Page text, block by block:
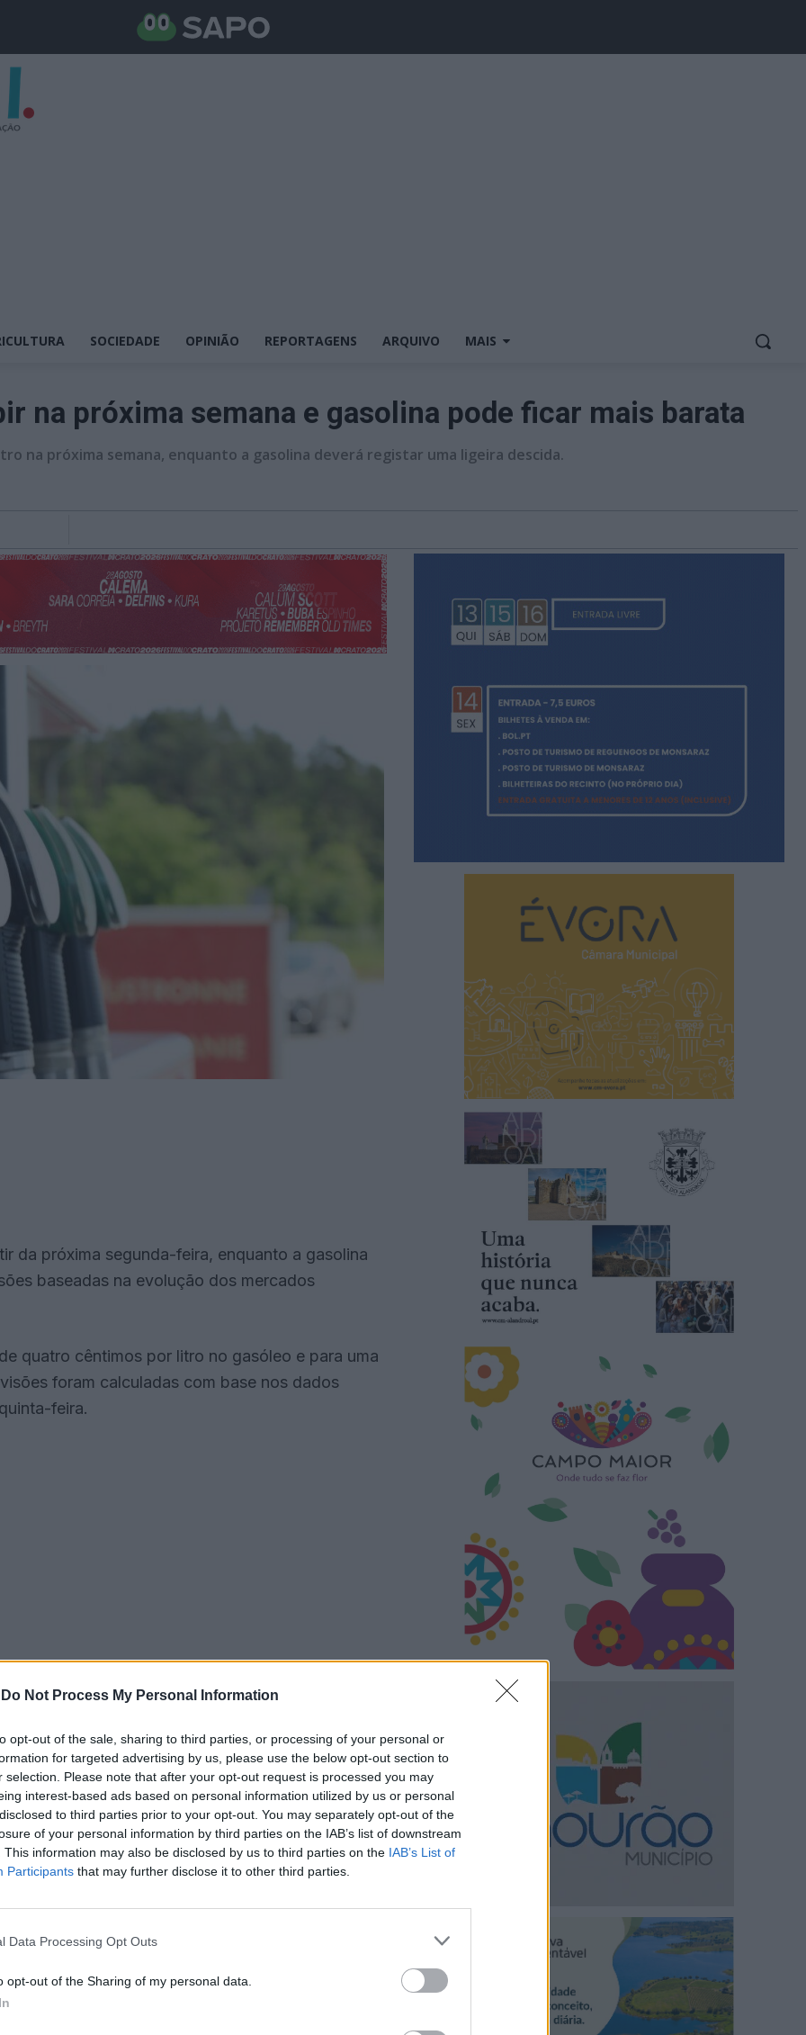
Do Not Process My Personal Information
opt-out of the sale, sharing to third parties, or processing of your personal or
for targeted advertising by us, please use the below opt-out section to
selection. Please note that after your opt-out request is processed you may
interest-based ads based on personal information utilized by us or personal
to third parties prior to your opt-out. You may separately opt-out of the
of your personal information by third parties on the IAB’s list of downstream
This information may also be disclosed by us to third parties on the IAB’s List of
Participants that may further disclose it to other third parties.
Data Processing Opt Outs
opt-out of the Sharing of my personal data.
SOCIEDADE OPINIÃO REPORTAGENS ARQUIVO MAIS
na próxima semana e gasolina pode ficar mais barata
na próxima semana, enquanto a gasolina deverá registar uma ligeira descida.
da próxima segunda-feira, enquanto a gasolina
baseadas na evolução dos mercados
quatro cêntimos por litro no gasóleo e para uma
foram calculadas com base nos dados
feira.
semana, durante a qual os preços dos
e dos produtos refinados continua a influenciar
Portugal, refletindo-se em atualizações
1,90 euros
simples deverá situar-se próximo dos 1,90
ficar em torno dos 1,91 euros por litro.